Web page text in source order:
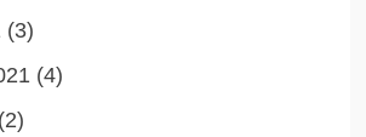
(3)
(4)
(2)